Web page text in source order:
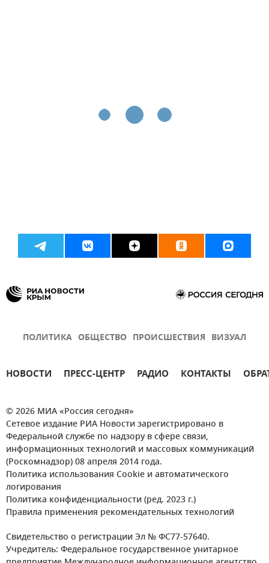
ПОЛИТИКА ОБЩЕСТВО ПРОИСШЕСТВИЯ ВИЗУАЛ
НОВОСТИ ПРЕСС-ЦЕНТР РАДИО КОНТАКТЫ
© 2026 МИА «Россия сегодня»
Сетевое издание РИА Новости зарегистрировано в
Федеральной службе по надзору в сфере связи,
информационных технологий и массовых коммуникаций
(Роскомнадзор) 08 апреля 2014 года.
Политика использования Cookie и автоматического
логирования
Политика конфиденциальности (ред. 2023 г.)
Правила применения рекомендательных технологий
Свидетельство о регистрации Эл № ФС77-57640.
Учредитель: Федеральное государственное унитарное